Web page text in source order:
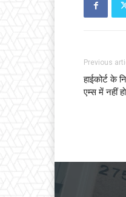
Previous
हाईकोर्ट के
एम्स में नहीं